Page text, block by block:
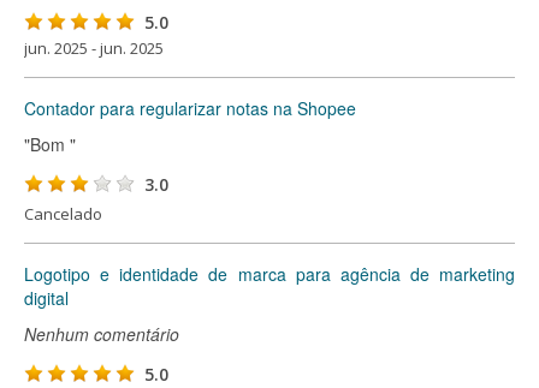
5.0
jun. 2025 - jun. 2025
Contador para regularizar notas na Shopee
"Bom "
3.0
Cancelado
Logotipo e identidade de marca para agência de marketing
digital
Nenhum comentário
5.0